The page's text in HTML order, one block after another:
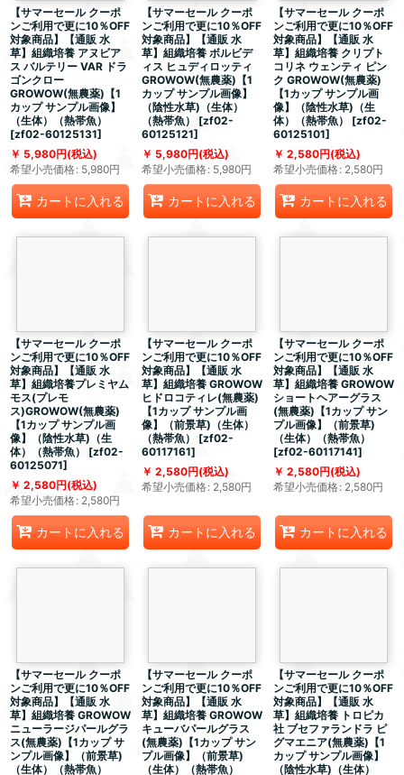
【サマーセール クーポ
ンご利用で更に10％OFF
対象商品】【通販 水
草】組織培養 アヌビア
ス バルテリー VAR ドラ
ゴンクロー
GROWOW(無農薬)【1
カップ サンプル画像】
（生体）（熱帯魚）
[zf02-60125131]
5,980円(税込)
希望小売価格: 5,980円
カートに入れる
【サマーセール クーポ
ンご利用で更に10％OFF
対象商品】【通販 水
草】組織培養 ボルビデ
ィス ヒュディロッティ
GROWOW(無農薬)【1
カップ サンプル画像】
（陰性水草)（生体）
（熱帯魚）
[zf02-
60125121]
5,980円(税込)
希望小売価格: 5,980円
カートに入れる
【サマーセール クーポ
ンご利用で更に10％OFF
対象商品】【通販 水
草】組織培養 クリプト
コリネ ウェンティ ピン
ク GROWOW(無農薬)
【1カップ サンプル画
像】（陰性水草)（生
体）（熱帯魚）
[zf02-
60125101]
2,580円(税込)
希望小売価格: 2,580円
カートに入れる
【サマーセール クーポ
ンご利用で更に10％OFF
対象商品】【通販 水
草】組織培養プレミヤム
モス(プレモ
ス)GROWOW(無農薬)
【1カップ サンプル画
像】（陰性水草)（生
体）（熱帯魚）
[zf02-
60125071]
2,580円(税込)
希望小売価格: 2,580円
カートに入れる
【サマーセール クーポ
ンご利用で更に10％OFF
対象商品】【通販 水
草】組織培養 GROWOW
ヒドロコティレ(無農薬)
【1カップ サンプル画
像】（前景草)（生体）
（熱帯魚）
[zf02-
60117161]
2,580円(税込)
希望小売価格: 2,580円
カートに入れる
【サマーセール クーポ
ンご利用で更に10％OFF
対象商品】【通販 水
草】組織培養 GROWOW
ショートヘアーグラス
(無農薬)【1カップ サン
プル画像】（前景草)
（生体）（熱帯魚）
[zf02-60117141]
2,580円(税込)
希望小売価格: 2,580円
カートに入れる
【サマーセール クーポ
ンご利用で更に10％OFF
対象商品】【通販 水
草】組織培養 GROWOW
ニューラージパールグラ
ス(無農薬)【1カップ サ
ンプル画像】（前景草)
（生体）（熱帯魚）
【サマーセール クーポ
ンご利用で更に10％OFF
対象商品】【通販 水
草】組織培養 GROWOW
キューバパールグラス
(無農薬)【1カップ サン
プル画像】（前景草)
（生体）（熱帯魚）
【サマーセール クーポ
ンご利用で更に10％OFF
対象商品】【通販 水
草】組織培養 トロピカ
社 ブセファランドラ ピ
グマエニア(無農薬)【1
カップ サンプル画像】
（陰性水草)（生体）